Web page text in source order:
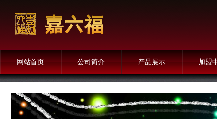
网站首页 公司简介 产品展示 加盟